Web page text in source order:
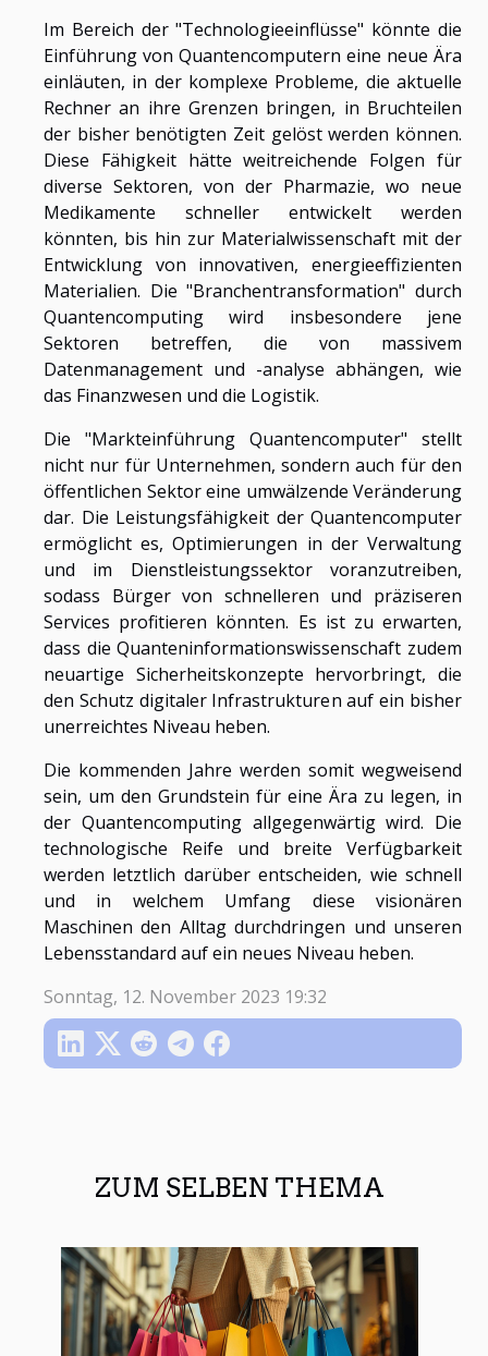
ZUM SELBEN THEMA
Im Bereich der "Technologieeinflüsse" könnte die
Einführung von Quantencomputern eine neue Ära
einläuten, in der komplexe Probleme, die aktuelle
Rechner an ihre Grenzen bringen, in Bruchteilen
der bisher benötigten Zeit gelöst werden können.
Diese Fähigkeit hätte weitreichende Folgen für
diverse Sektoren, von der Pharmazie, wo neue
Medikamente schneller entwickelt werden
könnten, bis hin zur Materialwissenschaft mit der
Entwicklung von innovativen, energieeffizienten
Materialien. Die "Branchentransformation" durch
Quantencomputing wird insbesondere jene
Sektoren betreffen, die von massivem
Datenmanagement und -analyse abhängen, wie
das Finanzwesen und die Logistik.
Die "Markteinführung Quantencomputer" stellt
nicht nur für Unternehmen, sondern auch für den
öffentlichen Sektor eine umwälzende Veränderung
dar. Die Leistungsfähigkeit der Quantencomputer
ermöglicht es, Optimierungen in der Verwaltung
und im Dienstleistungssektor voranzutreiben,
sodass Bürger von schnelleren und präziseren
Services profitieren könnten. Es ist zu erwarten,
dass die Quanteninformationswissenschaft zudem
neuartige Sicherheitskonzepte hervorbringt, die
den Schutz digitaler Infrastrukturen auf ein bisher
unerreichtes Niveau heben.
Die kommenden Jahre werden somit wegweisend
sein, um den Grundstein für eine Ära zu legen, in
der Quantencomputing allgegenwärtig wird. Die
technologische Reife und breite Verfügbarkeit
werden letztlich darüber entscheiden, wie schnell
und in welchem Umfang diese visionären
Maschinen den Alltag durchdringen und unseren
Lebensstandard auf ein neues Niveau heben.
Sonntag, 12. November 2023 19:32